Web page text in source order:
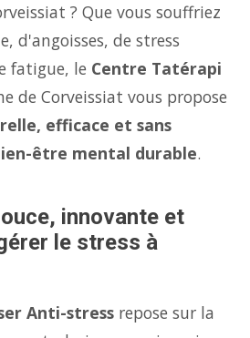
? Que vous souffriez
d'angoisses, de stress
fatigue, le Centre Tatérapi
de Corveissiat vous propose
efficace et sans
être mental durable.
innovante et
le stress à
Anti-stress repose sur la